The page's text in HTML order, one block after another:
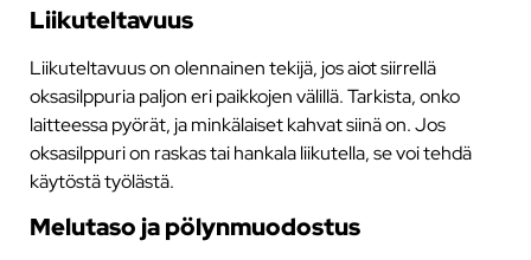
Liikuteltavuus
Liikuteltavuus on olennainen tekijä, jos aiot siirrellä
oksasilppuria paljon eri paikkojen välillä. Tarkista, onko
laitteessa pyörät, ja minkälaiset kahvat siinä on. Jos
oksasilppuri on raskas tai hankala liikutella, se voi tehdä
käytöstä työlästä.
Melutaso ja pölynmuodostus